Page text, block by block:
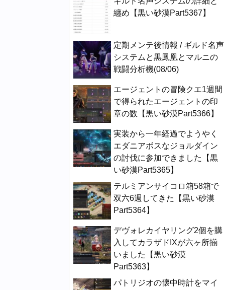
纏め【黒い砂漠Part5367】
定期メンテ後情報 / ギルド名声
システムと黒鳳凰とマルニの
戦闘分析機(08/06)
エージェントの冒険クエ1週間
で得られたエージェントの印
章の数【黒い砂漠Part5366】
実装から一年経過でようやく
エダニアボスなジョルダイン
の討伐に参加できました【黒
い砂漠Part5365】
テルミアンサイコロ箱58箱で
双六6週してきた【黒い砂漠
Part5364】
デヴォレカイヤリング2個を購
入してカラザドIXが六ヶ所揃
いました【黒い砂漠
Part5363】
パトリジオの懐中時計をマイ